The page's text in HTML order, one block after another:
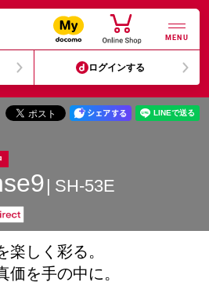
MENU
ログインする
SH-53E
楽しく彩る。
価を手の中に。